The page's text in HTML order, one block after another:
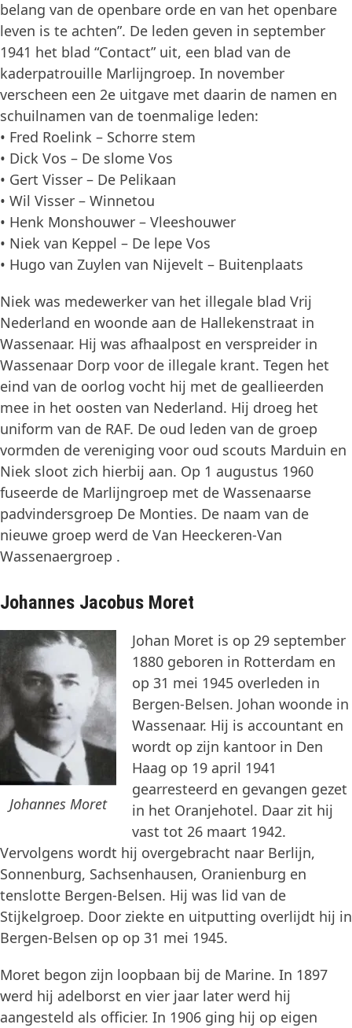
belang van de openbare orde en van het openbare
leven is te achten”. De leden geven in september
1941 het blad “Contact” uit, een blad van de
kaderpatrouille Marlijngroep. In november
verscheen een 2e uitgave met daarin de namen en
schuilnamen van de toenmalige leden:
• Fred Roelink – Schorre stem
• Dick Vos – De slome Vos
• Gert Visser – De Pelikaan
• Wil Visser – Winnetou
• Henk Monshouwer – Vleeshouwer
• Niek van Keppel – De lepe Vos
• Hugo van Zuylen van Nijevelt – Buitenplaats
Niek was medewerker van het illegale blad Vrij
Nederland en woonde aan de Hallekenstraat in
Wassenaar. Hij was afhaalpost en verspreider in
Wassenaar Dorp voor de illegale krant. Tegen het
eind van de oorlog vocht hij met de geallieerden
mee in het oosten van Nederland. Hij droeg het
uniform van de RAF. De oud leden van de groep
vormden de vereniging voor oud scouts Marduin en
Niek sloot zich hierbij aan. Op 1 augustus 1960
fuseerde de Marlijngroep met de Wassenaarse
padvindersgroep De Monties. De naam van de
nieuwe groep werd de Van Heeckeren-Van
Wassenaergroep .
Johannes Jacobus Moret
Johannes Moret
Johan Moret is op 29 september
1880 geboren in Rotterdam en
op 31 mei 1945 overleden in
Bergen-Belsen. Johan woonde in
Wassenaar. Hij is accountant en
wordt op zijn kantoor in Den
Haag op 19 april 1941
gearresteerd en gevangen gezet
in het Oranjehotel. Daar zit hij
vast tot 26 maart 1942.
Vervolgens wordt hij overgebracht naar Berlijn,
Sonnenburg, Sachsenhausen, Oranienburg en
tenslotte Bergen-Belsen. Hij was lid van de
Stijkelgroep. Door ziekte en uitputting overlijdt hij in
Bergen-Belsen op op 31 mei 1945.
Moret begon zijn loopbaan bij de Marine. In 1897
werd hij adelborst en vier jaar later werd hij
aangesteld als officier. In 1906 ging hij op eigen